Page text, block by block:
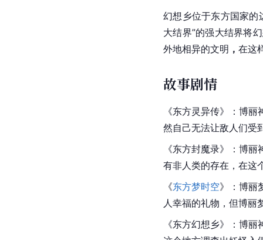
幻想乡位于东方国家的
大结界”的强大结界将
外地相异的文明 ， 在这
故事剧情
《东方灵异传》：博丽
然自己无法让敌人们受
《东方封魔录》：博丽
有非人类的存在，在这
《东方梦时空》：博丽
人幸福的礼物，但博丽
《东方幻想乡》：博